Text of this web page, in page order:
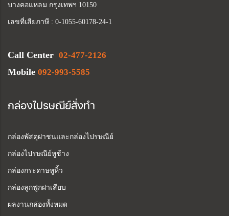
บางคอแหลม กรุงเทพฯ 10150
เลขที่เสียภาษี : 0-1055-60178-24-1
Call Center 02-477-2126
Mobile 092-993-5585
กล่องไปรษณีย์สั่งทำ
กล่องพัสดุฝาชนและกล่องไปรษณีย์
กล่องไปรษณีย์หูช้าง
กล่องกระดาษหูหิ้ว
กล่องลูกฟูกฝาเสียบ
ผลงานกล่องทั้งหมด